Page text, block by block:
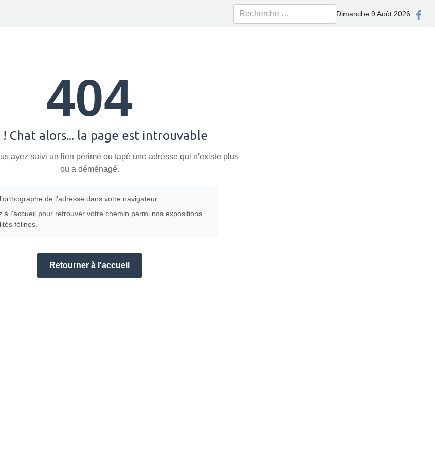
Dimanche 9 Août 2026
Rechercher
404
! Chat alors... la page est introuvable
ayez suivi un lien périmé ou tapé une adresse qui n'existe plus
ou a déménagé.
de l'adresse dans votre navigateur.
à l'accueil pour retrouver votre chemin parmi nos expositions
félines.
Retourner à l'accueil